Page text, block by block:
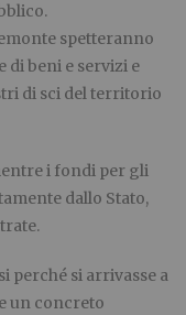
spetteranno
di beni e servizi e
di sci del territorio
i fondi per gli
dallo Stato,
perché si arrivasse a
un concreto